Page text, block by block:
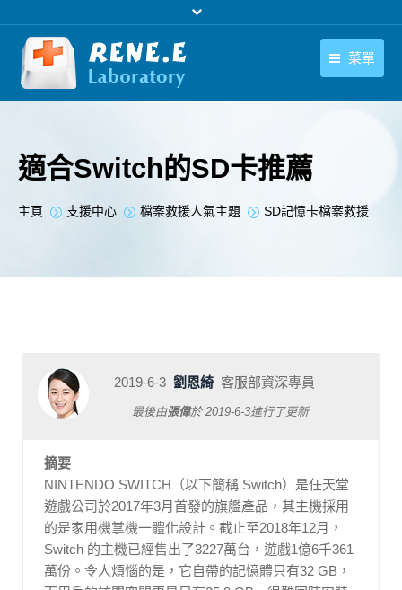
菜單
下載中心
適合Switch的SD卡推薦
您在此处：
主頁 支援中心 檔案救援人氣主題 SD記憶卡檔案救援
2019-6-3 劉恩綺 客服部資深專員
最後由張偉於2019-6-3進行了更新
摘要
NINTENDO SWITCH（以下簡稱 Switch）是任天堂
遊戲公司於2017年3月首發的旗艦產品，其主機採用
的是家用機掌機一體化設計。截止至2018年12月，
Switch 的主機已經售出了3227萬台，遊戲1億6千361
萬份。令人煩惱的是，它自帶的記憶體只有32 GB，